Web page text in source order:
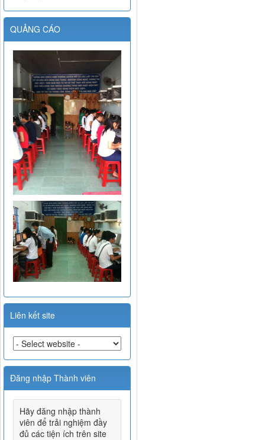
QUẢNG CÁO
Liên kết site
Đăng nhập Thành viên
Hãy đăng nhập thành
viên để trải nghiệm đầy
đủ các tiện ích trên site